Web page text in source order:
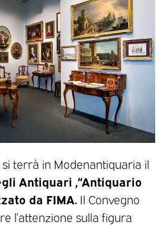
si terrà in Modenantiquaria il
Antiquari ,“Antiquario
da FIMA. Il Convegno
l’attenzione sulla figura